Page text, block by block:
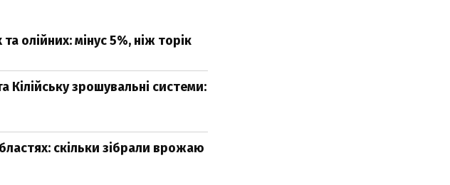
олійних: мінус 5%, ніж торік
Кілійську зрошувальні системи:
скільки зібрали врожаю